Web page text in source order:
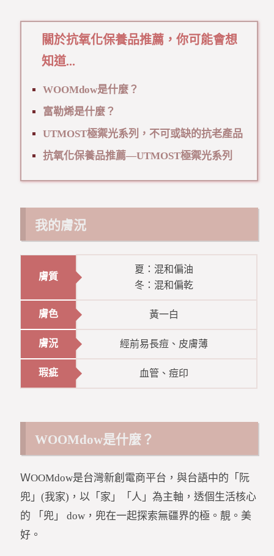
關於抗氧化保養品推薦，你可能會想
知道...
WOOMdow是什麼？
富勒烯是什麼？
UTMOST極禦光系列，不可或缺的抗老產品
抗氧化保養品推薦—UTMOST極禦光系列
我的膚況
膚質
夏：混和偏油
冬：混和偏乾
膚色 黃一白
膚況 經前易長痘、皮膚薄
瑕疵 血管、痘印
WOOMdow是什麼？
ＷOOMdow是台灣新創電商平台，與台語中的「阮
兜」(我家)，以「家」「人」為主軸，透個生活核心
的 「兜」 dow，兜在一起探索無疆界的極。靚。美
好。